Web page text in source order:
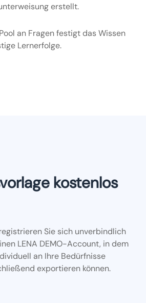
erstellt.
an Fragen festigt das Wissen
Lernerfolge.
kostenlos
Sie sich unverbindlich
LENA DEMO-Account, in dem
an Ihre Bedürfnisse
exportieren können.